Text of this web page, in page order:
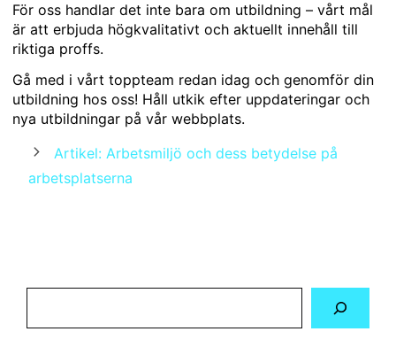
För oss handlar det inte bara om utbildning – vårt mål
är att erbjuda högkvalitativt och aktuellt innehåll till
riktiga proffs.
Gå med i vårt toppteam redan idag och genomför din
utbildning hos oss! Håll utkik efter uppdateringar och
nya utbildningar på vår webbplats.
Artikel: Arbetsmiljö och dess betydelse på
arbetsplatserna